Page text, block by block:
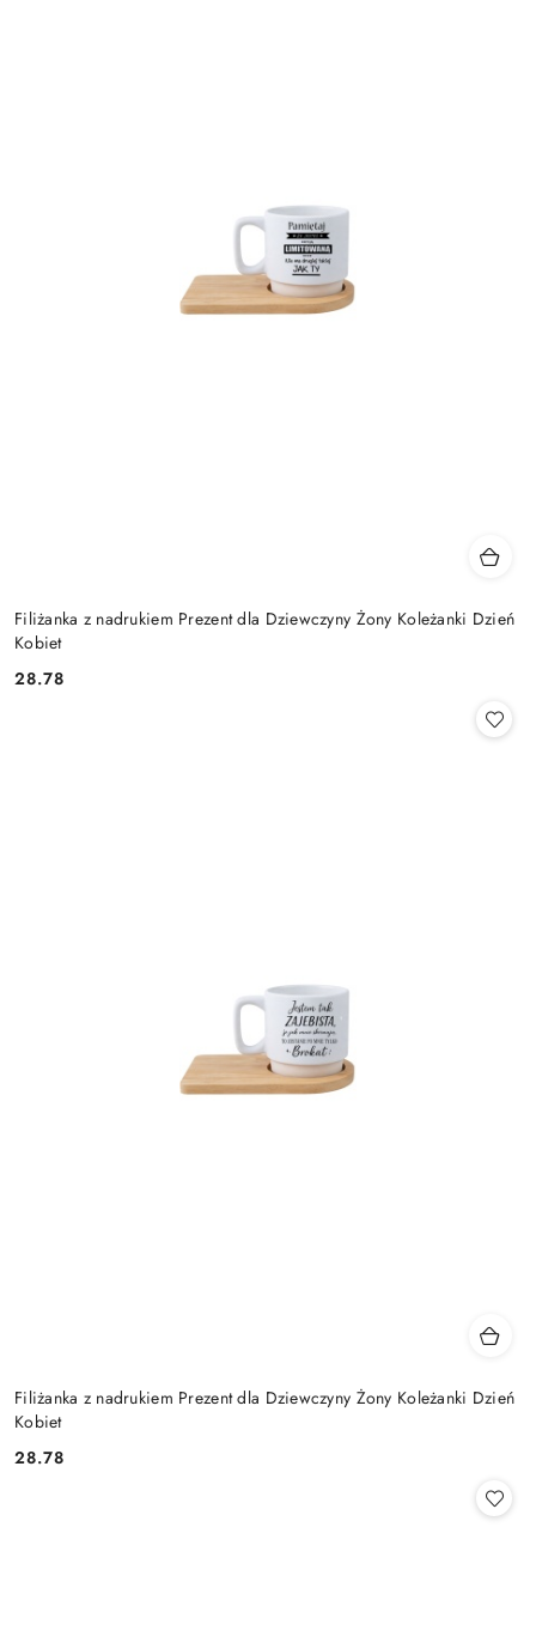
Filiżanka z nadrukiem Prezent dla Dziewczyny Żony Koleżanki Dzień
Kobiet
Cena:
28.78
Filiżanka z nadrukiem Prezent dla Dziewczyny Żony Koleżanki Dzień
Kobiet
Cena:
28.78